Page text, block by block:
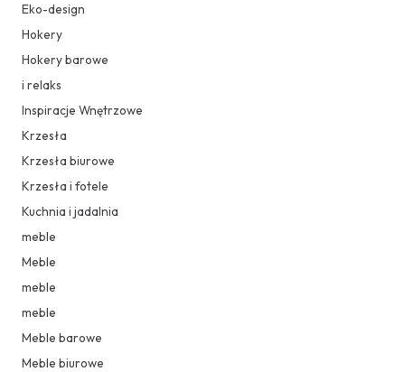
Eko-design
Hokery
Hokery barowe
i relaks
Inspiracje Wnętrzowe
Krzesła
Krzesła biurowe
Krzesła i fotele
Kuchnia i jadalnia
meble
Meble
meble
meble
Meble barowe
Meble biurowe